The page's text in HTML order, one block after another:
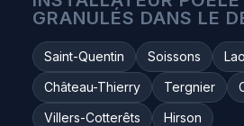
GRANULÉS DANS LE
Saint-Quentin Soissons
Château-Thierry
Tergnier
Villers-Cotterêts
Hirson